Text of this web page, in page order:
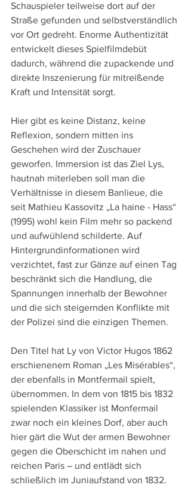
Schauspieler teilweise dort auf der
Straße gefunden und selbstverständlich
vor Ort gedreht. Enorme Authentizität
entwickelt dieses Spielfilmdebüt
dadurch, während die zupackende und
direkte Inszenierung für mitreißende
Kraft und Intensität sorgt.
Hier gibt es keine Distanz, keine
Reflexion, sondern mitten ins
Geschehen wird der Zuschauer
geworfen. Immersion ist das Ziel Lys,
hautnah miterleben soll man die
Verhältnisse in diesem Banlieue, die
seit Mathieu Kassovitz „La haine - Hass“
(1995) wohl kein Film mehr so packend
und aufwühlend schilderte. Auf
Hintergrundinformationen wird
verzichtet, fast zur Gänze auf einen Tag
beschränkt sich die Handlung, die
Spannungen innerhalb der Bewohner
und die sich steigernden Konflikte mit
der Polizei sind die einzigen Themen.
Den Titel hat Ly von Victor Hugos 1862
erschienenem Roman „Les Misérables“,
der ebenfalls in Montfermail spielt,
übernommen. In dem von 1815 bis 1832
spielenden Klassiker ist Monfermail
zwar noch ein kleines Dorf, aber auch
hier gärt die Wut der armen Bewohner
gegen die Oberschicht im nahen und
reichen Paris – und entlädt sich
schließlich im Juniaufstand von 1832.